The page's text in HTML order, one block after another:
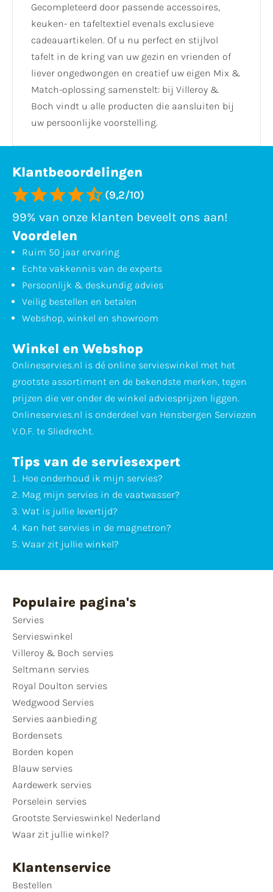
Gecompleteerd door passende accessoires,
keuken- en tafeltextiel evenals exclusieve
cadeauartikelen. Of u nu perfect en stijlvol
tafelt in de kring van uw gezin en vrienden of
liever ongedwongen en creatief uw eigen Mix &
Match-oplossing samenstelt: bij Villeroy &
Boch vindt u alle producten die aansluiten bij
uw persoonlijke voorstelling.
Klantbeoordelingen
(9,2/10)
99% van onze klanten beveelt ons aan!
Voordelen
Ruim 50 jaar ervaring
Echte vakkennis van de experts
Persoonlijk & deskundig advies
Veilig bestellen en betalen
Webshop, winkel en showroom
Winkel en Webshop
Onlineservies.nl is dé online servieswinkel met het
grootste assortiment en de bekendste merken, tegen
prijzen die ver onder de winkel adviesprijzen liggen.
Onlineservies.nl is onderdeel van Hensbergen Serviezen
V.O.F. te Sliedrecht.
Tips van de serviesexpert
Hoe onderhoud ik mijn servies?
Mag mijn servies in de vaatwasser?
Wat is jullie levertijd?
Kan het servies in de magnetron?
Waar zit jullie winkel?
Populaire pagina's
Servies
Servieswinkel
Villeroy & Boch servies
Seltmann servies
Royal Doulton servies
Wedgwood Servies
Servies aanbieding
Bordensets
Borden kopen
Blauw servies
Aardewerk servies
Porselein servies
Grootste Servieswinkel Nederland
Waar zit jullie winkel?
Klantenservice
Bestellen